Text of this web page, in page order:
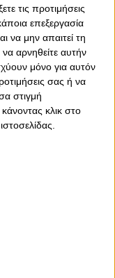
τις προτιμήσεις
επεξεργασία
να μην απαιτεί τη
αρνηθείτε αυτήν
μόνο για αυτόν
σας ή να
στιγμή
κλικ στο
τώρα. Η
Όμως κανένας
την οικογένειά
σου δώσει αυτό
το πάρεις μόνος
αλλά πρέπει
δεν πρέπει να σε